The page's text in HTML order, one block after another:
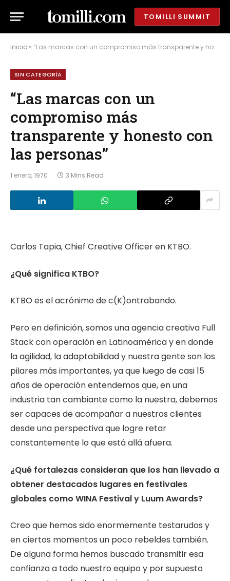
TOMILLI SUMMIT
Inicio » “Las marcas con un compromiso más transparente y honesto con las personas”
SIN CATEGORÍA
“Las marcas con un
compromiso más
transparente y honesto con
las personas”
1 enero, 1970 3 Mins Read
Carlos Tapia, Chief Creative Officer en KTBO.
¿Qué significa KTBO?
KTBO es el acrónimo de c(K)ontrabando.
Pero en definición, somos una agencia creativa Full
Stack con operación en Latinoamérica y en donde
la agilidad, la adaptabilidad y nuestra gente son los
pilares más importantes, ya que luego de casi 15
años de operación entendemos que, en una
industria tan cambiante como la nuestra, debemos
ser capaces de acompañar a nuestros clientes
desde una perspectiva que logre retar
constantemente lo que está allá afuera.
¿Qué fortalezas consideran que los han llevado a
obtener destacados lugares en festivales
globales como WINA Festival y Luum Awards?
Creo que hemos sido enormemente testarudos y
en ciertos momentos un poco rebeldes también.
De alguna forma hemos buscado transmitir esa
confianza a todo nuestro equipo y por supuesto